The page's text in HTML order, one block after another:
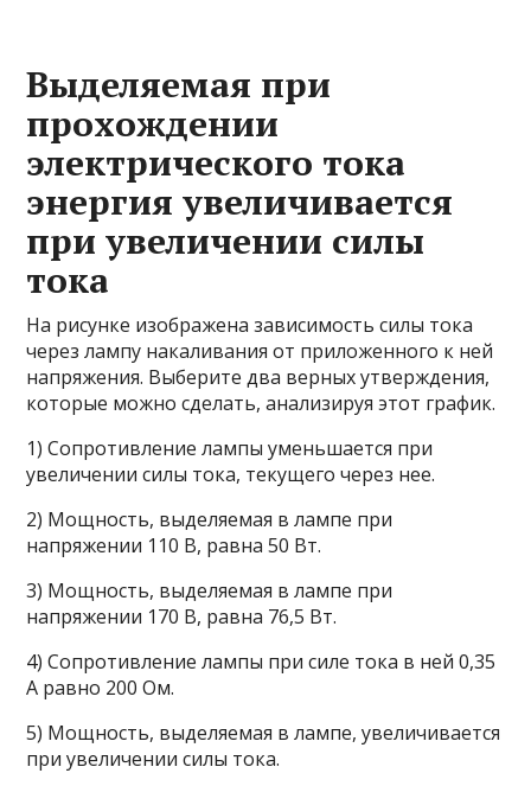
Выделяемая при
прохождении
электрического тока
энергия увеличивается
при увеличении силы
тока
На рисунке изображена зависимость силы тока
через лампу накаливания от приложенного к ней
напряжения. Выберите два верных утверждения,
которые можно сделать, анализируя этот график.
1) Сопротивление лампы уменьшается при
увеличении силы тока, текущего через нее.
2) Мощность, выделяемая в лампе при
напряжении 110 В, равна 50 Вт.
3) Мощность, выделяемая в лампе при
напряжении 170 В, равна 76,5 Вт.
4) Сопротивление лампы при силе тока в ней 0,35
А равно 200 Ом.
5) Мощность, выделяемая в лампе, увеличивается
при увеличении силы тока.